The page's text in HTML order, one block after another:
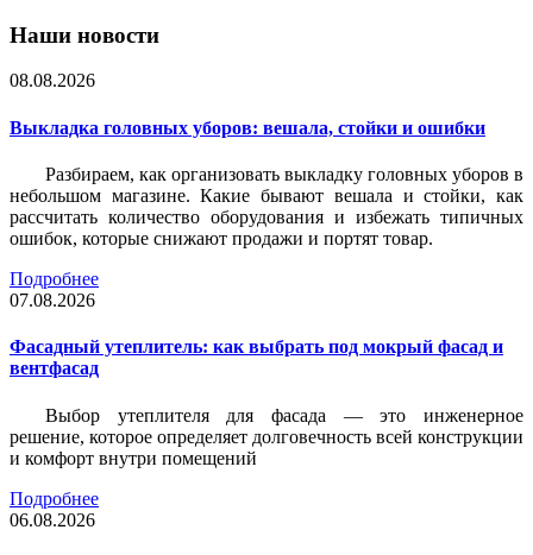
Наши новости
08.08.2026
Выкладка головных уборов: вешала, стойки и ошибки
Разбираем, как организовать выкладку головных уборов в
небольшом магазине. Какие бывают вешала и стойки, как
рассчитать количество оборудования и избежать типичных
ошибок, которые снижают продажи и портят товар.
Подробнее
07.08.2026
Фасадный утеплитель: как выбрать под мокрый фасад и
вентфасад
Выбор утеплителя для фасада — это инженерное
решение, которое определяет долговечность всей конструкции
и комфорт внутри помещений
Подробнее
06.08.2026